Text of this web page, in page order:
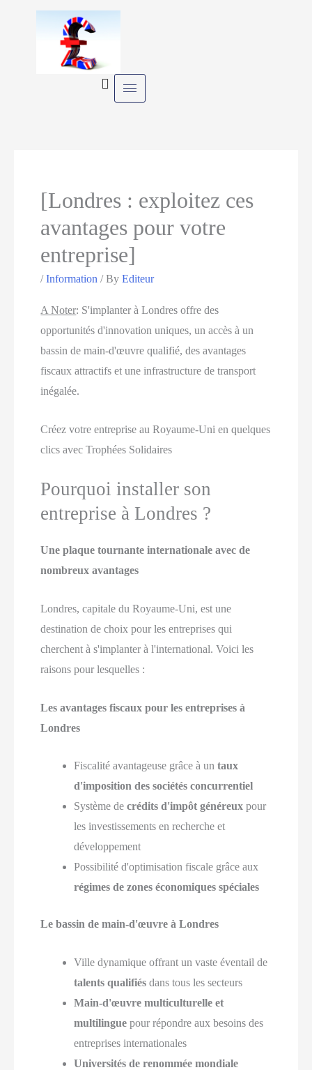
[Londres : exploitez ces
avantages pour votre
entreprise]
/Information / ByEditeur
A Noter: S'implanter à Londres offre des
opportunités d'innovation uniques, un accès à un
bassin de main-d'œuvre qualifié, des avantages
fiscaux attractifs et une infrastructure de transport
inégalée.
Créez votre entreprise au Royaume-Uni en quelques
clics avec Trophées Solidaires
Pourquoi installer son
entreprise à Londres ?
Une plaque tournante internationale avec de
nombreux avantages
Londres, capitale du Royaume-Uni, est une
destination de choix pour les entreprises qui
cherchent à s'implanter à l'international. Voici les
raisons pour lesquelles :
Les avantages fiscaux pour les entreprises à
Londres
Fiscalité avantageuse grâce à untaux
d'imposition des sociétés concurrentiel
Système decrédits d'impôt généreux pour
les investissements en recherche et
développement
Possibilité d'optimisation fiscale grâce aux
régimes de zones économiques spéciales
Le bassin de main-d'œuvre à Londres
Ville dynamique offrant un vaste éventail de
talents qualifiés dans tous les secteurs
Main-d'œuvre multiculturelle et
multilingue pour répondre aux besoins des
entreprises internationales
Universités de renommée mondiale